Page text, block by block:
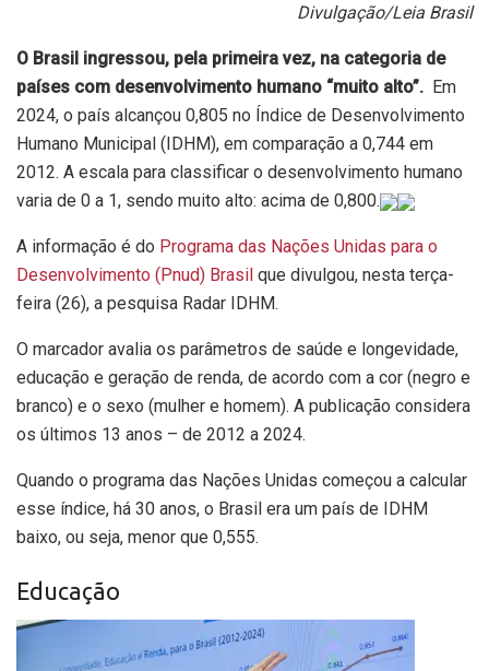
Divulgação/Leia Brasil
O Brasil ingressou, pela primeira vez, na categoria de
países com desenvolvimento humano “muito alto”. Em
2024, o país alcançou 0,805 no Índice de Desenvolvimento
Humano Municipal (IDHM), em comparação a 0,744 em
2012. A escala para classificar o desenvolvimento humano
varia de 0 a 1, sendo muito alto: acima de 0,800.
A informação é do Programa das Nações Unidas para o
Desenvolvimento (Pnud) Brasil que divulgou, nesta terça-
feira (26), a pesquisa Radar IDHM.
O marcador avalia os parâmetros de saúde e longevidade,
educação e geração de renda, de acordo com a cor (negro e
branco) e o sexo (mulher e homem). A publicação considera
os últimos 13 anos – de 2012 a 2024.
Quando o programa das Nações Unidas começou a calcular
esse índice, há 30 anos, o Brasil era um país de IDHM
baixo, ou seja, menor que 0,555.
Educação